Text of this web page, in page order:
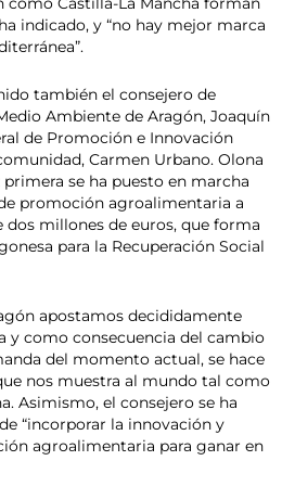
indicado, y “no hay mejor marca
también el consejero de
Ambiente de Aragón, Joaquín
de Promoción e Innovación
Carmen Urbano. Olona
se ha puesto en marcha
promoción agroalimentaria a
dos millones de euros, que forma
para la Recuperación Social
apostamos decididamente
y como consecuencia del cambio
del momento actual, se hace
nos muestra al mundo tal como
Asimismo, el consejero se ha
“incorporar la innovación y
agroalimentaria para ganar en